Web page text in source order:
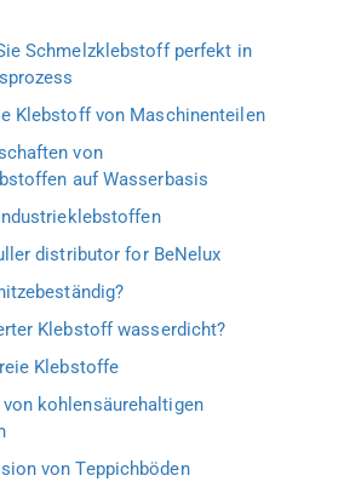
Schmelzklebstoff perfekt in
Klebstoff von Maschinenteilen
von
auf Wasserbasis
distributor for BeNelux
Klebstoff wasserdicht?
Klebstoffe
von kohlensäurehaltigen
von Teppichböden